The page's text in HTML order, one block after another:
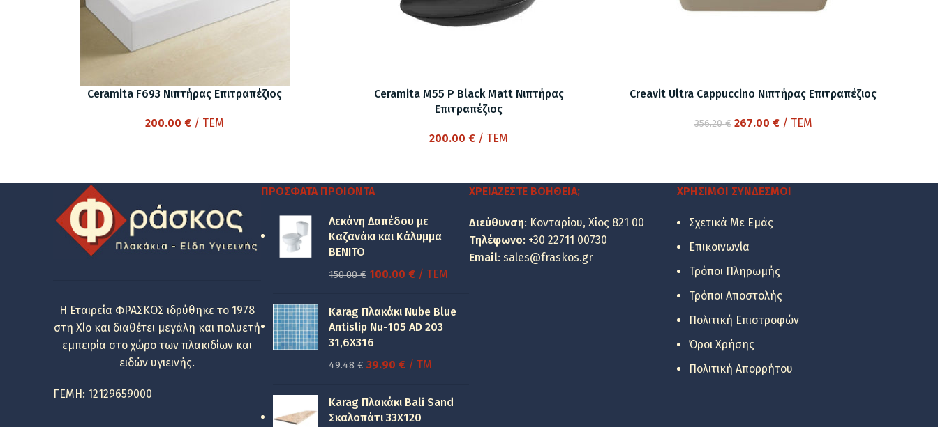
Ceramita F693 Νιπτήρας Επιτραπέζιος
200.00€ / ΤΕΜ
Ceramita M55 P Black Matt Νιπτήρας
Επιτραπέζιος
200.00€ / ΤΕΜ
Creavit Ultra Cappuccino Νιπτήρας Επιτραπέζιος
356.20€ Original
267.00 €Η
267.00 €.
/ ΤΕΜ
Η Εταιρεία ΦΡΑΣΚΟΣ ιδρύθηκε το 1978
στη Χίο και διαθέτει μεγάλη και πολυετή
εμπειρία στο χώρο των πλακιδίων και
ειδών υγιεινής.
ΓΕΜΗ: 12129659000
ΠΡΌΣΦΑΤΑ ΠΡΟΙΌΝΤΑ
Λεκάνη Δαπέδου με
Καζανάκι και Κάλυμμα
BENITO
150.00€ Original
was:
150.00 €.
100.00 €Η
τιμή
είναι:
/ ΤΕΜ
Karag Πλακάκι Nube Blue
Antislip Nu-105 AD 203
31,6X316
49.48€ Original
was:
49.48 €.
39.90 €Η
τιμή
είναι:
/ TM
Karag Πλακάκι Bali Sand
Σκαλοπάτι 33Χ120
ΧΡΕΙΆΖΕΣΤΕ ΒΟΉΘΕΙΑ;
Διεύθυνση: Κονταρίου, Χίος 821 00
Τηλέφωνο: +30 22711 00730
Email: sales@fraskos.gr
ΧΡΉΣΙΜΟΙ ΣΎΝΔΕΣΜΟΙ
Σχετικά Με Εμάς
Επικοινωνία
Τρόποι Πληρωμής
Τρόποι Αποστολής
Πολιτική Επιστροφών
Όροι Χρήσης
Πολιτική Απορρήτου